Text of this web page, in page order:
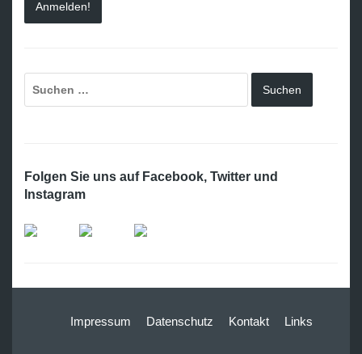
Folgen Sie uns auf Facebook, Twitter und
Instagram
Impressum Datenschutz Kontakt Links